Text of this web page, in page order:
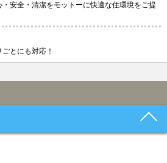
安全・清潔をモットーに快適な住環境をご提
とにも対応！